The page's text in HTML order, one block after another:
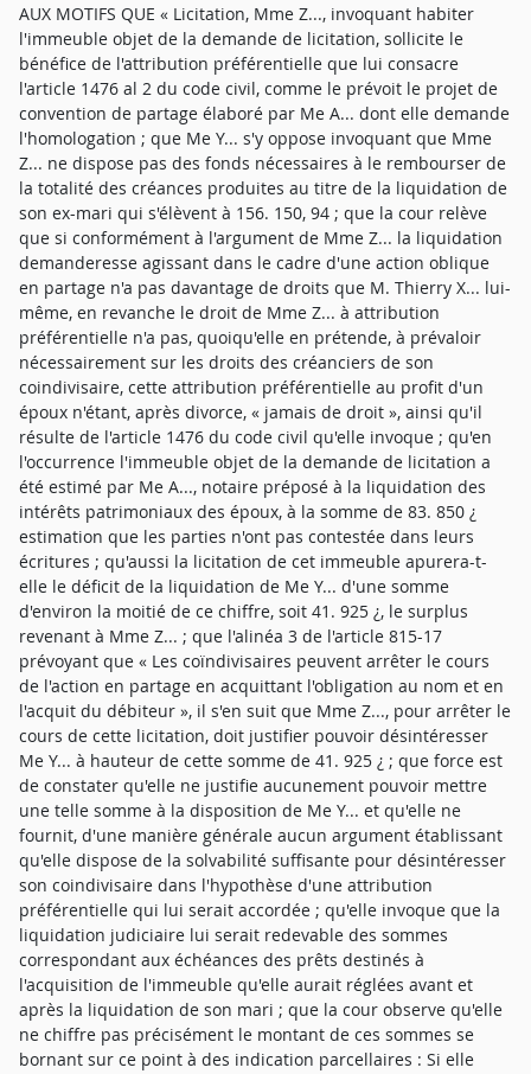
AUX MOTIFS QUE « Licitation, Mme Z..., invoquant habiter
l'immeuble objet de la demande de licitation, sollicite le
bénéfice de l'attribution préférentielle que lui consacre
l'article 1476 al 2 du code civil, comme le prévoit le projet de
convention de partage élaboré par Me A... dont elle demande
l'homologation ; que Me Y... s'y oppose invoquant que Mme
Z... ne dispose pas des fonds nécessaires à le rembourser de
la totalité des créances produites au titre de la liquidation de
son ex-mari qui s'élèvent à 156. 150, 94 ; que la cour relève
que si conformément à l'argument de Mme Z... la liquidation
demanderesse agissant dans le cadre d'une action oblique
en partage n'a pas davantage de droits que M. Thierry X... lui-
même, en revanche le droit de Mme Z... à attribution
préférentielle n'a pas, quoiqu'elle en prétende, à prévaloir
nécessairement sur les droits des créanciers de son
coindivisaire, cette attribution préférentielle au profit d'un
époux n'étant, après divorce, « jamais de droit », ainsi qu'il
résulte de l'article 1476 du code civil qu'elle invoque ; qu'en
l'occurrence l'immeuble objet de la demande de licitation a
été estimé par Me A..., notaire préposé à la liquidation des
intérêts patrimoniaux des époux, à la somme de 83. 850 ¿
estimation que les parties n'ont pas contestée dans leurs
écritures ; qu'aussi la licitation de cet immeuble apurera-t-
elle le déficit de la liquidation de Me Y... d'une somme
d'environ la moitié de ce chiffre, soit 41. 925 ¿, le surplus
revenant à Mme Z... ; que l'alinéa 3 de l'article 815-17
prévoyant que « Les coïndivisaires peuvent arrêter le cours
de l'action en partage en acquittant l'obligation au nom et en
l'acquit du débiteur », il s'en suit que Mme Z..., pour arrêter le
cours de cette licitation, doit justifier pouvoir désintéresser
Me Y... à hauteur de cette somme de 41. 925 ¿ ; que force est
de constater qu'elle ne justifie aucunement pouvoir mettre
une telle somme à la disposition de Me Y... et qu'elle ne
fournit, d'une manière générale aucun argument établissant
qu'elle dispose de la solvabilité suffisante pour désintéresser
son coindivisaire dans l'hypothèse d'une attribution
préférentielle qui lui serait accordée ; qu'elle invoque que la
liquidation judiciaire lui serait redevable des sommes
correspondant aux échéances des prêts destinés à
l'acquisition de l'immeuble qu'elle aurait réglées avant et
après la liquidation de son mari ; que la cour observe qu'elle
ne chiffre pas précisément le montant de ces sommes se
bornant sur ce point à des indication parcellaires : Si elle